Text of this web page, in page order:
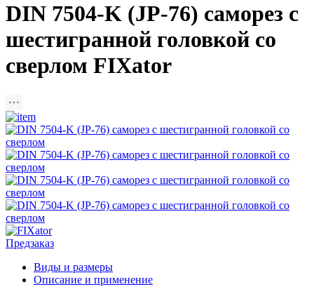
DIN 7504-K (JP-76) саморез с
шестигранной головкой со
сверлом FIXator
Предзаказ
Виды и размеры
Описание и применение